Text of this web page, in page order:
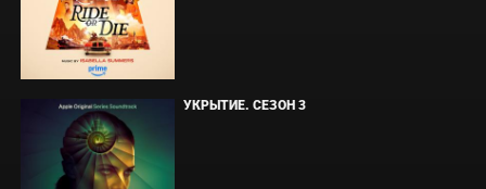
УКРЫТИЕ. СЕЗОН 3